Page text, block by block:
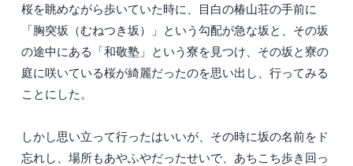
桜を眺めながら歩いていた時に、目白の椿山荘の手前に
「胸突坂（むねつき坂）」という勾配が急な坂と、その坂
の途中にある「和敬塾」という寮を見つけ、その坂と寮の
庭に咲いている桜が綺麗だったのを思い出し、行ってみる
ことにした。
しかし思い立って行ったはいいが、その時に坂の名前をド
忘れし、場所もあやふやだったせいで、あちこち歩き回っ